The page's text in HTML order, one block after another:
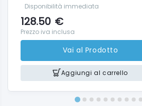
Disponibilità immediata
128.50 €
Prezzo iva inclusa
Vai al Prodotto
Aggiungi al carrello